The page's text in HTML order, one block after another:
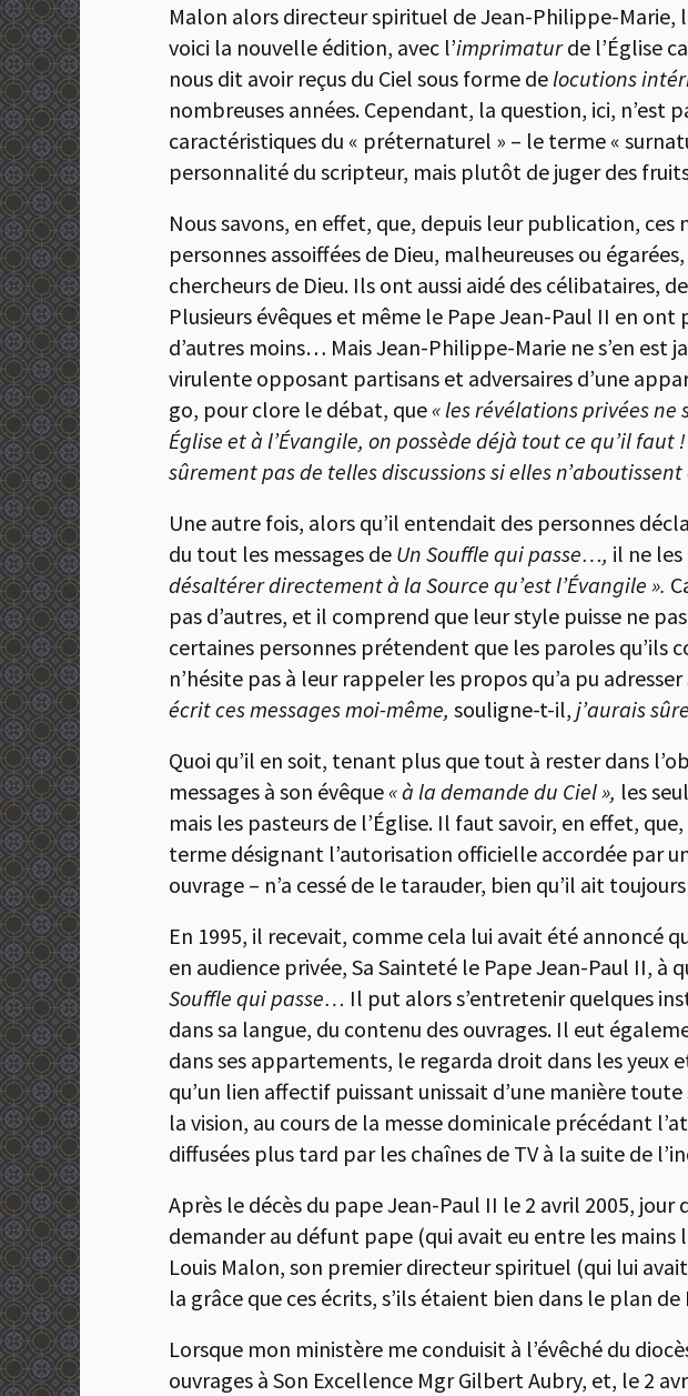
Malon alors directeur spirituel de Jean-Philippe-Marie,
voici la nouvelle édition, avec l’imprimaturde l’Église
nous dit avoir reçus du Ciel sous forme de locutions
nombreuses années. Cependant, la question, ici, n’est
caractéristiques du « préternaturel » – le terme «
personnalité du scripteur, mais plutôt de juger des
Nous savons, en effet, que, depuis leur publication,
personnes assoiffées de Dieu, malheureuses ou
chercheurs de Dieu. Ils ont aussi aidé des célibataires,
Plusieurs évêques et même le Pape Jean-Paul II en
d’autres moins… Mais Jean-Philippe-Marie ne s’en est
virulente opposant partisans et adversaires d’une
go, pour clore le débat, que« les révélations privées
Église et à l’Évangile, on possède déjà tout ce qu’il faut
sûrement pas de telles discussions si elles
Une autre fois, alors qu’il entendait des personnes
du tout les messages de Un Souffle qui passe…, il ne
désaltérer directement à la Source qu’est l’Évangile ».
pas d’autres, et il comprend que leur style puisse ne
certaines personnes prétendent que les paroles qu’ils
n’hésite pas à leur rappeler les propos qu’a pu
écrit ces messages moi-même, souligne-t-il, j’aurais
Quoi qu’il en soit, tenant plus que tout à rester dans
messages à son évêque« à la demande du Ciel », les
mais les pasteurs de l’Église. Il faut savoir, en effet,
terme désignant l’autorisation officielle accordée par
ouvrage – n’a cessé de le tarauder, bien qu’il ait
En 1995, il recevait, comme cela lui avait été annoncé
en audience privée, Sa Sainteté le Pape Jean-Paul II,
Souffle qui passe… Il put alors s’entretenir quelques
dans sa langue, du contenu des ouvrages. Il eut
dans ses appartements, le regarda droit dans les
qu’un lien affectif puissant unissait d’une manière
la vision, au cours de la messe dominicale précédant
diffusées plus tard par les chaînes de TV à la suite de
Après le décès du pape Jean-Paul II le 2 avril 2005,
demander au défunt pape (qui avait eu entre les mains
Louis Malon, son premier directeur spirituel (qui lui
la grâce que ces écrits, s’ils étaient bien dans le plan
Lorsque mon ministère me conduisit à l’évêché du
ouvrages à Son Excellence Mgr Gilbert Aubry, et, le 2